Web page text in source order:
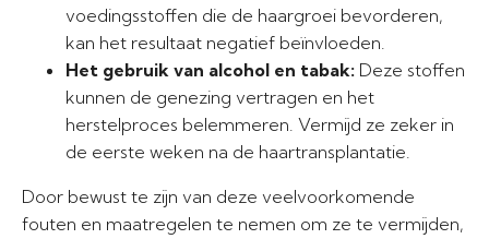
voedingsstoffen die de haargroei bevorderen,
kan het resultaat negatief beïnvloeden.
Het gebruik van alcohol en tabak: Deze stoffen
kunnen de genezing vertragen en het
herstelproces belemmeren. Vermijd ze zeker in
de eerste weken na de haartransplantatie.
Door bewust te zijn van deze veelvoorkomende
fouten en maatregelen te nemen om ze te vermijden,